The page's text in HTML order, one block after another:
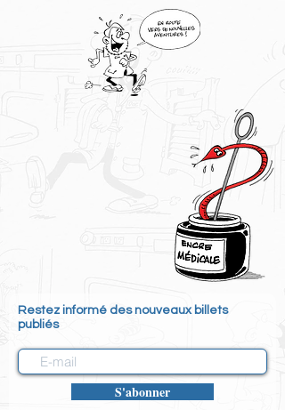
Restez informé des nouveaux billets
publiés
S'abonner